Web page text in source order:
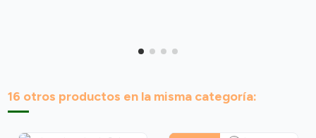
16 otros productos en la misma categoría: